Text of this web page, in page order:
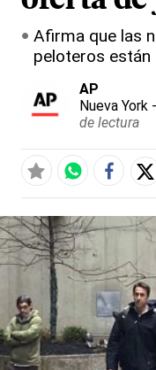
Afirma que las
peloteros están
AP
Nueva York
de lectura